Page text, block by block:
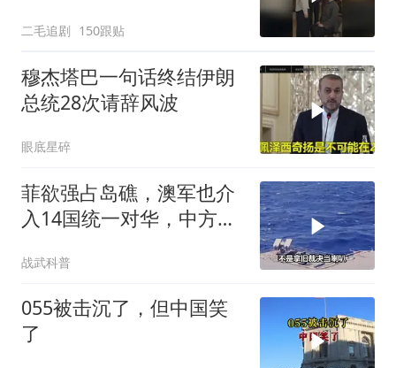
二毛追剧 150跟贴
穆杰塔巴一句话终结伊朗
总统28次请辞风波
眼底星碎
菲欲强占岛礁，澳军也介
入14国统一对华，中方称
战武科普
055被击沉了，但中国笑
了